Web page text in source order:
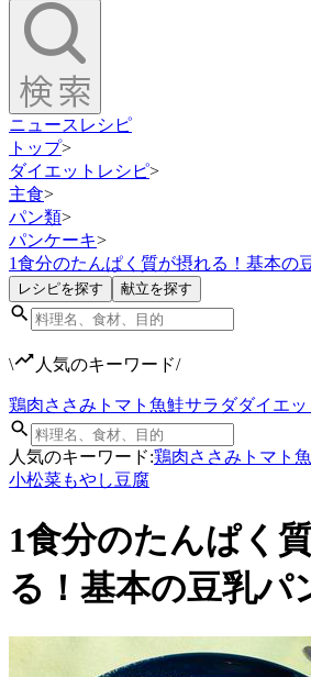
ニュース レシピ
トップ>
ダイエットレシピ>
主食>
パン類>
パンケーキ>
1食分のたんぱく質が摂れる！基本の
レシピを探す 献立を探す
\ 人気のキーワード/
鶏肉ささみ トマト 魚鮭サラダダイエッ
人気のキーワード:鶏肉ささみ トマト 魚
小松菜もやし豆腐
1食分のたんぱく
る！基本の豆乳パ